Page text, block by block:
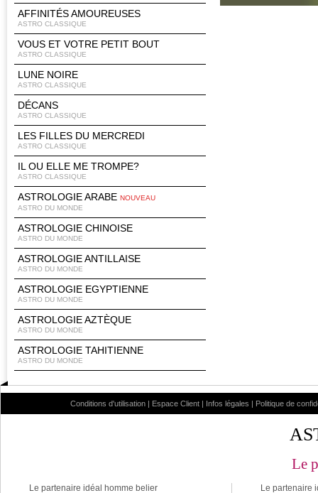
AFFINITÉS AMOUREUSES
ASTRO CLASSIQUE
VOUS ET VOTRE PETIT BOUT
ASTRO CLASSIQUE
LUNE NOIRE
ASTRO CLASSIQUE
DÉCANS
ASTRO CLASSIQUE
LES FILLES DU MERCREDI
ASTRO CLASSIQUE
IL OU ELLE ME TROMPE?
ASTRO CLASSIQUE
ASTROLOGIE ARABE NOUVEAU
ASTRO DU MONDE
ASTROLOGIE CHINOISE
ASTRO DU MONDE
ASTROLOGIE ANTILLAISE
ASTRO DU MONDE
ASTROLOGIE EGYPTIENNE
ASTRO DU MONDE
ASTROLOGIE AZTÈQUE
ASTRO DU MONDE
ASTROLOGIE TAHITIENNE
ASTRO DU MONDE
Conditions d'utilisation | Espace Client | Infos légales | Politique de
Le
Le partenaire idéal homme belier Le partenaire